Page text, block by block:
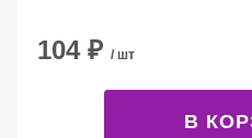
104₽ / шт
В